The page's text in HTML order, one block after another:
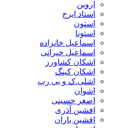
اروین
استاد ایرج
استون
استونا
اسماعیل خانزاده
اسماعیل خیراتی
اشکان کشاورز
اشکان کینگ
اشلی.ک و بی رپ
اشوان
اصغر حسینی
افشین آذری
افشین باران